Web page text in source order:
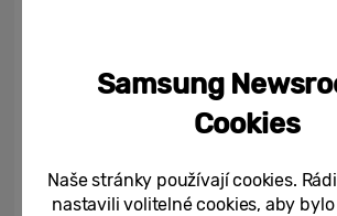
Jedinečný
Galaxy Watch
14/08/2025
Samsung
Cookies
Naše stránky používají cookies.
nastavili volitelné cookies, aby